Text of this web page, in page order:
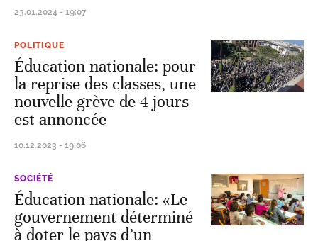
23.01.2024 - 19:07
POLITIQUE
Éducation nationale: pour
la reprise des classes, une
nouvelle grève de 4 jours
est annoncée
10.12.2023 - 19:06
SOCIÉTÉ
Éducation nationale: «Le
gouvernement déterminé
à doter le pays d’un